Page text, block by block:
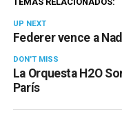
UP NEXT
Federer vence a
DON'T MISS
La Orquesta H2O
París